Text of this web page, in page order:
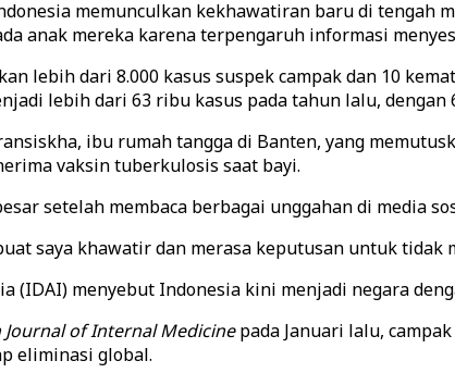
memunculkan kekhawatiran baru di
anak mereka karena terpengaruh informasi
lebih dari 8.000 kasus suspek campak dan 10
lebih dari 63 ribu kasus pada tahun lalu, dengan
ibu rumah tangga di Banten, yang
vaksin tuberkulosis saat bayi.
setelah membaca berbagai unggahan di media
saya khawatir dan merasa keputusan untuk tidak
(IDAI) menyebut Indonesia kini menjadi negara
of Internal Medicinepada Januari lalu,
eliminasi global.